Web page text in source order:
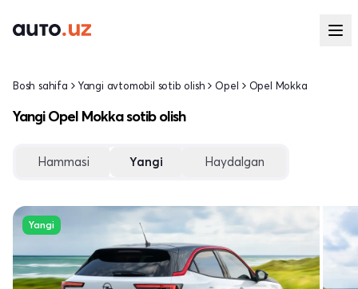
Bosh sahifa Yangi avtomobil sotib olish Opel Opel Mokka
Yangi Opel Mokka sotib olish
Hammasi Yangi Haydalgan
Yangi